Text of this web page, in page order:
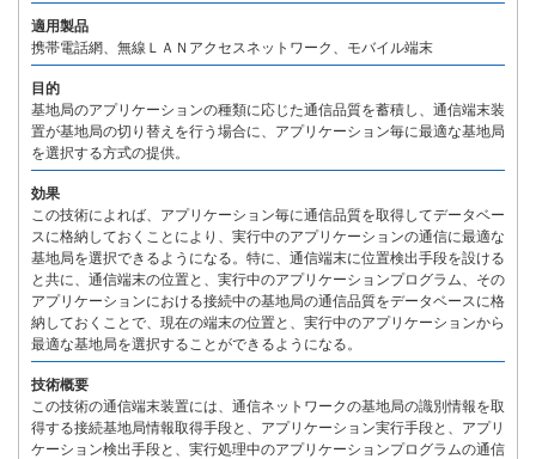
適用製品
携帯電話網、無線ＬＡＮアクセスネットワーク、モバイル端末
目的
基地局のアプリケーションの種類に応じた通信品質を蓄積し、通信端末装
置が基地局の切り替えを行う場合に、アプリケーション毎に最適な基地局
を選択する方式の提供。
効果
この技術によれば、アプリケーション毎に通信品質を取得してデータベー
スに格納しておくことにより、実行中のアプリケーションの通信に最適な
基地局を選択できるようになる。特に、通信端末に位置検出手段を設ける
と共に、通信端末の位置と、実行中のアプリケーションプログラム、その
アプリケーションにおける接続中の基地局の通信品質をデータベースに格
納しておくことで、現在の端末の位置と、実行中のアプリケーションから
最適な基地局を選択することができるようになる。
技術概要
この技術の通信端末装置には、通信ネットワークの基地局の識別情報を取
得する接続基地局情報取得手段と、アプリケーション実行手段と、アプリ
ケーション検出手段と、実行処理中のアプリケーションプログラムの通信